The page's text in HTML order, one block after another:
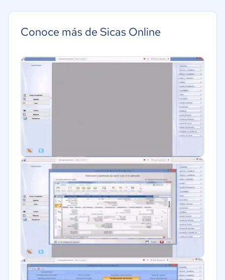
Farmacéutica
Software / TI
Telecomunicaciones
Salud
Manufactura
Gobierno
Transporte y logística
Conoce más de Sicas Online